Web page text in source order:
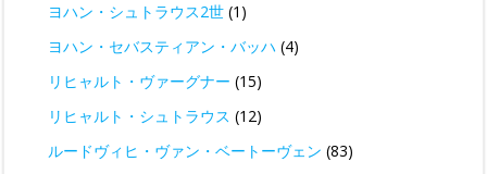
ヨハン・シュトラウス2世 (1)
ヨハン・セバスティアン・バッハ (4)
リヒャルト・ヴァーグナー (15)
リヒャルト・シュトラウス (12)
ルードヴィヒ・ヴァン・ベートーヴェン (83)